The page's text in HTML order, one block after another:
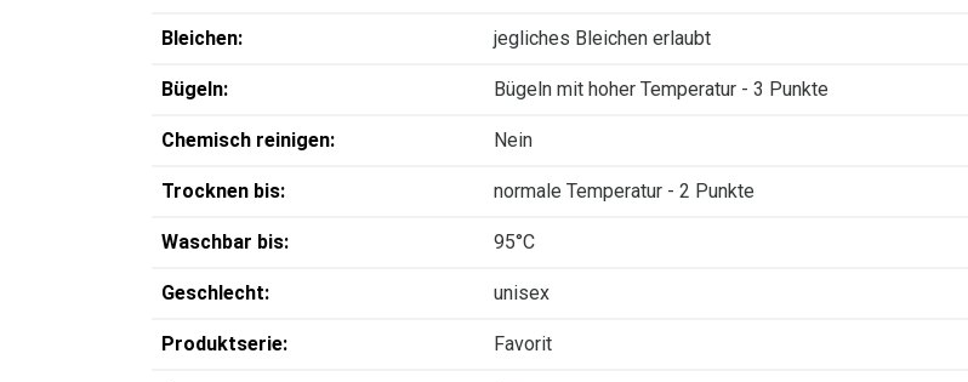
Bleichen: jegliches Bleichen erlaubt
Bügeln: Bügeln mit hoher Temperatur - 3 Punkte
Chemisch reinigen: Nein
Trocknen bis: normale Temperatur - 2 Punkte
Waschbar bis: 95°C
Geschlecht: unisex
Produktserie: Favorit